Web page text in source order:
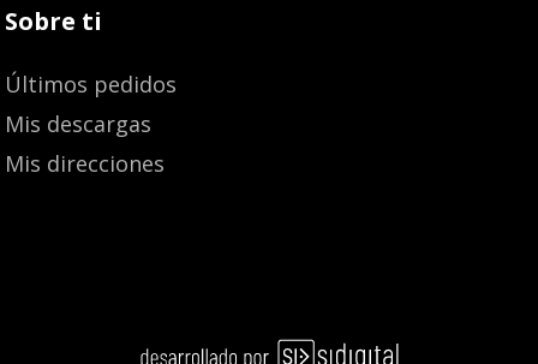
Sobre ti
Últimos pedidos
Mis descargas
Mis direcciones